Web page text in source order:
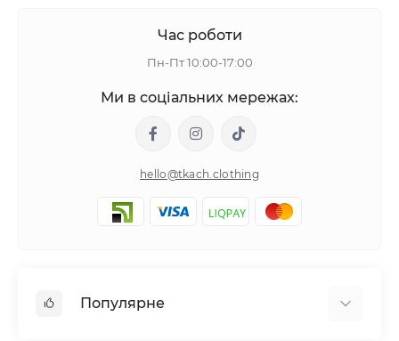
Час роботи
Пн-Пт 10:00-17:00
Ми в соціальних мережах:
hello@tkach.clothing
Популярне